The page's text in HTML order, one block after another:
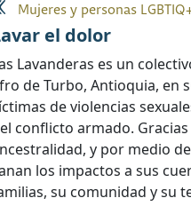
Mujeres y personas
el dolor
Lavanderas es un
de Turbo, Antioquia, en
de violencias
conflicto armado. Gracias
y por medio
los impactos a sus
su comunidad y su